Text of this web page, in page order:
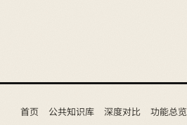
首页 公共知识库 深度对比 功能总览